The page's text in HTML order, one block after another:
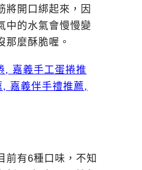
將開口綁起來，因
中的水氣會慢慢變
那麼酥脆喔。
前有6種口味，不知